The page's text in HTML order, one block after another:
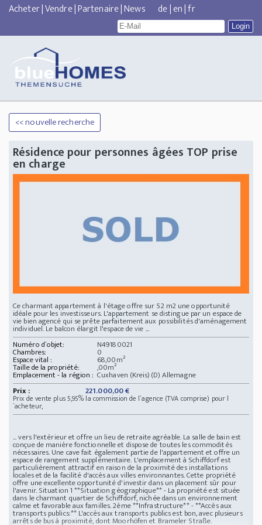
Acheter|Vendre|Partenaire|News de|en|fr
<< nouvelle recherche
Résidence pour personnes âgées TOP prise
en charge
Ce charmant appartement à l'étage offre sur 52 m2 une opportunité
idéale pour les investisseurs. L'appartement se distingue par un espace de
vie bien agencé qui se prête parfaitement aux possibilités d'aménagement
individuel. Le balcon élargit l'espace de vie ...
Numéro d´objet:
N49180021
Chambres: 0
Espace vital : 68,00m²
Taille de la propriété: ,00m²
Emplacement - la région : Cuxhaven (Kreis)(D) Allemagne
Prix :
221.000,00 €
Prix de vente plus 5,95% la commission de l´agence (TVA comprise) pour l
´acheteur,
... vers l'extérieur et offre un lieu de retraite agréable. La salle de bain est
conçue de manière fonctionnelle et dispose de toutes les commodités
nécessaires. Une cave fait également partie de l'appartement et offre un
espace de rangement supplémentaire. L'emplacement à Schiffdorf est
particulièrement attractif en raison de la proximité des installations
locales et de la facilité d'accès aux villes environnantes. Cette propriété
offre une excellente opportunité d'investir dans un placement sûr pour
l'avenir. Situation 1 **Situation géographique** - La propriété est située
dans le charmant quartier de Schiffdorf, nichée dans un environnement
calme et favorable aux familles. 2ème **Infrastructure** - **Accès aux
transports publics:** L'accès aux transports publics est bon, avec plusieurs
arrêts de bus à proximité, dont Moorhöfen et Brameler Straße.